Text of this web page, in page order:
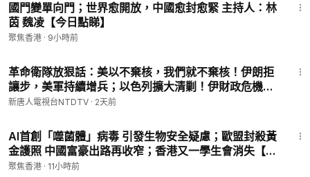
#北京 #俄羅斯 #美國
㊙️爆料郵箱 ►
ews）支持我們，您的支持將是我們創作出好作品的動力。您也
可以隨時取消訂閱。
🚗捐車網址 ►https://donatecarsoh.org
🤝廣告合作洽談 ►soh-tv@soundofhope.org
💟捐助我們 ►https://donorbox.org/soh-tv-2
國門變單向門；世界愈開放，中國愈封愈緊 主持人：林
茵 魏凌【今日點睇】
聚焦香港 · 9小時前
革命衛隊放狠話：美以不棄核，我們就不棄核！伊朗拒
讓步，美軍持續增兵；以色列擴大清剿！伊財政危機大
爆發；俄烏擴大無人機戰，普京軍改模仿烏軍；中國暑
新唐人電視台NTDTV · 2天前
AI首創「噬菌體」病毒 引發生物安全疑慮；歐盟封殺黃
金護照 中國富豪出路再收窄；香港又一學生會消失【新
聞要點】
聚焦香港 · 11小時前